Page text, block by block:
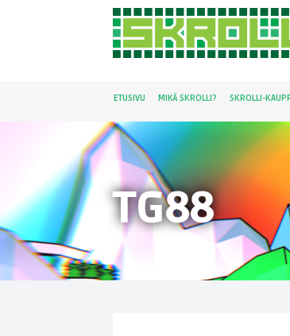
ETUSIVU MIKÄ SKROLLI? SKROLLI-
TG88